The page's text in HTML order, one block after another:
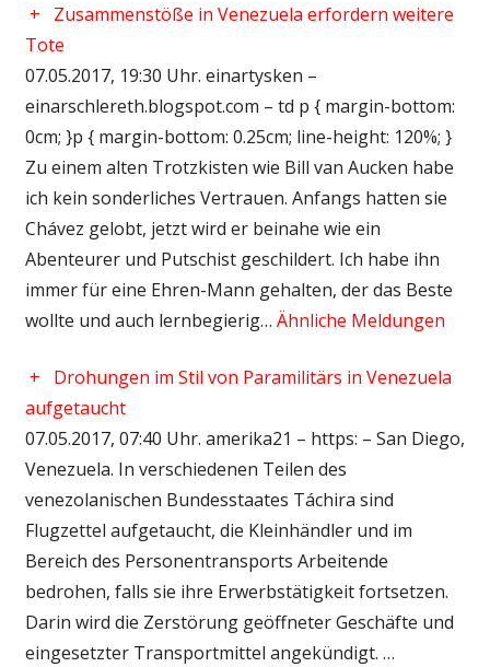
+
Zusammenstöße in Venezuela erfordern weitere
Tote
07.05.2017, 19:30 Uhr. einartysken –
einarschlereth.blogspot.com – td p { margin-bottom:
0cm; }p { margin-bottom: 0.25cm; line-height: 120%; }
Zu einem alten Trotzkisten wie Bill van Aucken habe
ich kein sonderliches Vertrauen. Anfangs hatten sie
Chávez gelobt, jetzt wird er beinahe wie ein
Abenteurer und Putschist geschildert. Ich habe ihn
immer für eine Ehren-Mann gehalten, der das Beste
wollte und auch lernbegierig… Ähnliche Meldungen
+
Drohungen im Stil von Paramilitärs in Venezuela
aufgetaucht
07.05.2017, 07:40 Uhr. amerika21 – https: – San Diego,
Venezuela. In verschiedenen Teilen des
venezolanischen Bundesstaates Táchira sind
Flugzettel aufgetaucht, die Kleinhändler und im
Bereich des Personentransports Arbeitende
bedrohen, falls sie ihre Erwerbstätigkeit fortsetzen.
Darin wird die Zerstörung geöffneter Geschäfte und
eingesetzter Transportmittel angekündigt. …